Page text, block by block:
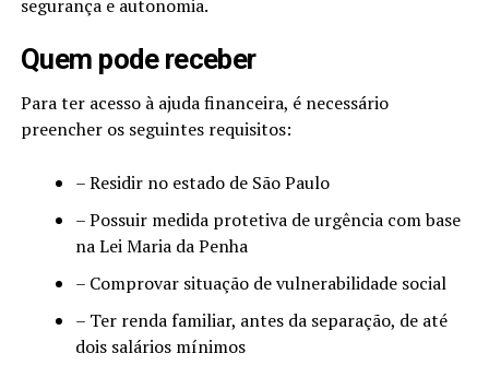
segurança e autonomia.
Quem pode receber
Para ter acesso à ajuda financeira, é necessário
preencher os seguintes requisitos:
– Residir no estado de São Paulo
– Possuir medida protetiva de urgência com base
na Lei Maria da Penha
– Comprovar situação de vulnerabilidade social
– Ter renda familiar, antes da separação, de até
dois salários mínimos